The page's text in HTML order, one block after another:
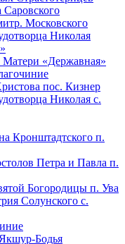
Московского
Николая
«Державная»
пос. Кизнер
Николая с.
Кронштадтского п.
Петра и Павла п.
Богородицы п. Ува
Солунского с.
Бодья